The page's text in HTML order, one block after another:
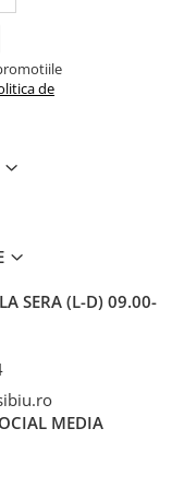
de
SERA (L-D) 09.00-
MEDIA